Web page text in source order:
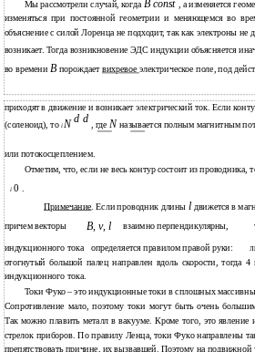
Мы рассмотрели случай, когда B const , а изменяется
изменяться при постоянной геометрии и меняющемся во
объяснение с силой Лоренца не подходит, так как электроны не
возникает. Тогда возникновение ЭДС индукции объясняется
во времени B порождаетвихревое электрическое поле, под
приходят в движение и возникает электрический ток. Если
(соленоид), то iNd d
, где Nназывается полным магнитным
или потокосцеплением.
Отметим, что, если не весь контур состоит из проводника,
i 0
Примечание . Если проводник длины l движется в
причем векторы B ,v,l взаимно перпендикулярны,
индукционного тока определяется правилом правой руки:
отогнутый большой палец направлен вдоль скорости, тогда 4
индукционного тока.
Токи Фуко – это индукционные токи в сплошных
Сопротивление мало, поэтому токи могут быть очень
Так можно плавить металл в вакууме. Кроме того, это явление
стрелок приборов. По правилу Ленца, токи Фуко направлены
препятствовать причине, их вызвавшей. Поэтому на подвижной